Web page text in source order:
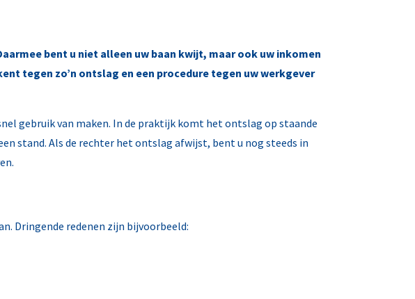
bent u niet alleen uw baan kwijt, maar ook uw inkomen
tegen zo’n ontslag en een procedure tegen uw werkgever
gebruik van maken. In de praktijk komt het ontslag op staande
stand. Als de rechter het ontslag afwijst, bent u nog steeds in
Dringende redenen zijn bijvoorbeeld: